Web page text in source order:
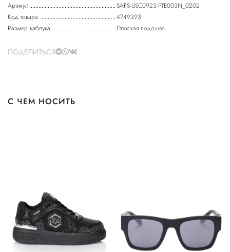
Артикул
SAFS-USC0923-PTE003N_0202
Код товара
4749393
Размер каблука
Плоская подошва
ПОДЕЛИТЬСЯ
С ЧЕМ НОСИТЬ